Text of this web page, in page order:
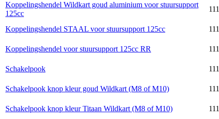
Koppelingshendel Wildkart goud aluminium voor stuursupport
125cc
Koppelingshendel STAAL voor stuursupport 125cc
Koppelingshendel voor stuursupport 125cc RR
Schakelpook
Schakelpook knop kleur goud Wildkart (M8 of M10)
Schakelpook knop kleur Titaan Wildkart (M8 of M10)